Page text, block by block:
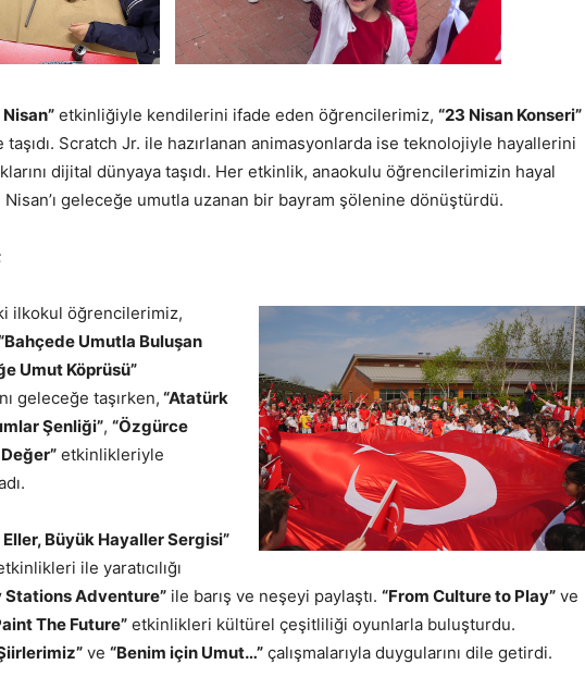
etkinliğiyle kendilerini ifade eden öğrencilerimiz, “23 Nisan Konseri”
taşıdı. Scratch Jr. ile hazırlanan animasyonlarda ise teknolojiyle hayallerini
dijital dünyaya taşıdı. Her etkinlik, anaokulu öğrencilerimizin hayal
geleceğe umutla uzanan bir bayram şölenine dönüştürdü.
ilkokul öğrencilerimiz,
Umutla Buluşan
Umut Köprüsü”
geleceğe taşırken, “Atatürk
Şenliği”, “Özgürce
etkinlikleriyle
Eller, Büyük Hayaller Sergisi”
ile yaratıcılığı
Stations Adventure” ile barış ve neşeyi paylaştı. “From Culture to Play” ve
The Future” etkinlikleri kültürel çeşitliliği oyunlarla buluşturdu.
ve “Benim için Umut…” çalışmalarıyla duygularını dile getirdi.